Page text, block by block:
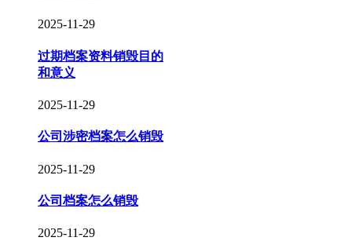
2025-11-29
过期档案资料销毁目的
和意义
2025-11-29
公司涉密档案怎么销毁
2025-11-29
公司档案怎么销毁
2025-11-29